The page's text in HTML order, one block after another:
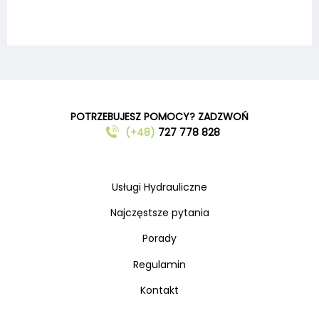
POTRZEBUJESZ POMOCY? ZADZWOŃ
(+48) 727 778 828
Usługi Hydrauliczne
Najczęstsze pytania
Porady
Regulamin
Kontakt